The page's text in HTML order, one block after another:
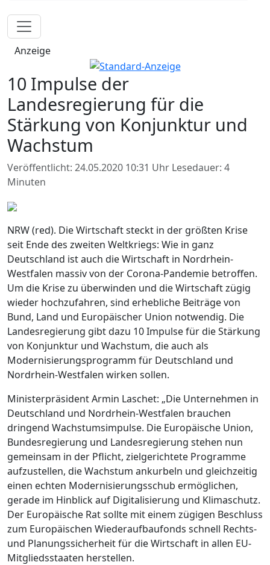
Anzeige
10 Impulse der
Landesregierung für die
Stärkung von Konjunktur und
Wachstum
Veröffentlicht: 24.05.2020 10:31 Uhr Lesedauer: 4
Minuten
NRW (red). Die Wirtschaft steckt in der größten Krise
seit Ende des zweiten Weltkriegs: Wie in ganz
Deutschland ist auch die Wirtschaft in Nordrhein-
Westfalen massiv von der Corona-Pandemie betroffen.
Um die Krise zu überwinden und die Wirtschaft zügig
wieder hochzufahren, sind erhebliche Beiträge von
Bund, Land und Europäischer Union notwendig. Die
Landesregierung gibt dazu 10 Impulse für die Stärkung
von Konjunktur und Wachstum, die auch als
Modernisierungsprogramm für Deutschland und
Nordrhein-Westfalen wirken sollen.
Ministerpräsident Armin Laschet: „Die Unternehmen in
Deutschland und Nordrhein-Westfalen brauchen
dringend Wachstumsimpulse. Die Europäische Union,
Bundesregierung und Landesregierung stehen nun
gemeinsam in der Pflicht, zielgerichtete Programme
aufzustellen, die Wachstum ankurbeln und gleichzeitig
einen echten Modernisierungsschub ermöglichen,
gerade im Hinblick auf Digitalisierung und Klimaschutz.
Der Europäische Rat sollte mit einem zügigen Beschluss
zum Europäischen Wiederaufbaufonds schnell Rechts-
und Planungssicherheit für die Wirtschaft in allen EU-
Mitgliedsstaaten herstellen.